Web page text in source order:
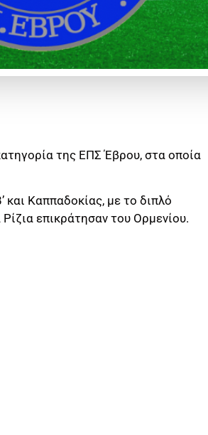
της ΕΠΣ Έβρου, στα οποία
και Καππαδοκίας, με το διπλό
επικράτησαν του Ορμενίου.